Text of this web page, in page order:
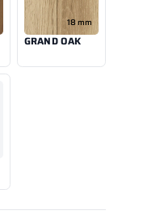
18 mm
GRAND OAK